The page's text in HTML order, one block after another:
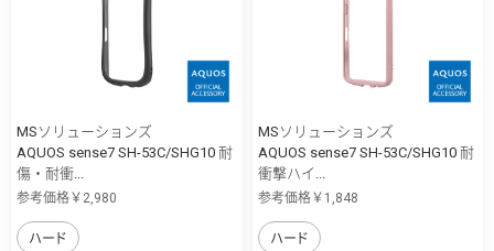
MSソリューションズ
AQUOS sense7 SH-53C/SHG10 耐
傷・耐衝...
参考価格￥2,980
ハード
MSソリューションズ
AQUOS sense7 SH-53C/SHG10 耐
衝撃ハイ...
参考価格￥1,848
ハード